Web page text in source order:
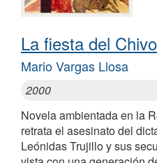
La fiesta del Chivo
Mario Vargas Llosa
2000
Novela ambientada en la
retrata el asesinato del
Leónidas Trujillo y sus